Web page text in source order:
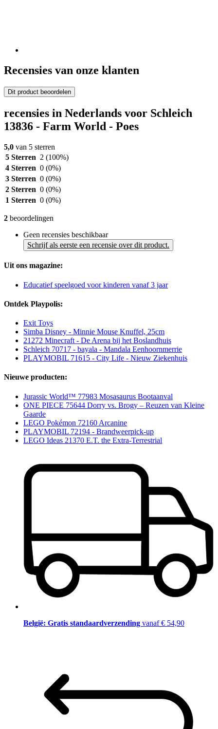
Recensies van onze klanten
Dit product beoordelen
recensies in Nederlands voor Schleich
13836 - Farm World - Poes
5,0 van 5 sterren
5 Sterren 2 (100%)
4 Sterren 0 (0%)
3 Sterren 0 (0%)
2 Sterren 0 (0%)
1 Sterren 0 (0%)
2 beoordelingen
Geen recensies beschikbaar
Schrijf als eerste een recensie over dit product.
Uit ons magazine:
Educatief speelgoed voor kinderen vanaf 3 jaar
Ontdek Playpolis:
Exit Toys
Simba Disney - Minnie Mouse Knuffel, 25cm
21272 Minecraft - De Arena bij het Boslandhuis
Schleich 70717 - bayala - Mandala Eenhoornmerrie
PLAYMOBIL 71615 - City Life - Nieuw Ziekenhuis
Nieuwe producten:
Jurassic World™ 77983 Mosasaurus Bootaanval
ONE PIECE 75644 Dorry vs. Brogy – Reuzen van Kleine
Gaarde
LEGO Pokémon 72160 Arcanine
PLAYMOBIL 72194 - Brandweerpick-up
LEGO Ideas 21370 E.T. the Extra-Terrestrial
België: Gratis standaardverzending vanaf € 54,90